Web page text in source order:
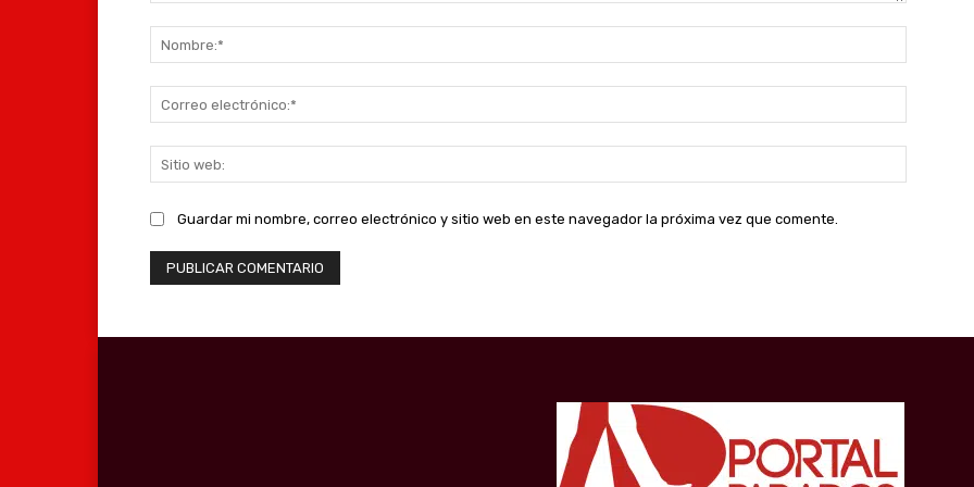
web:
Guardar mi nombre, correo electrónico y sitio web en este navegador la próxima vez que comente.